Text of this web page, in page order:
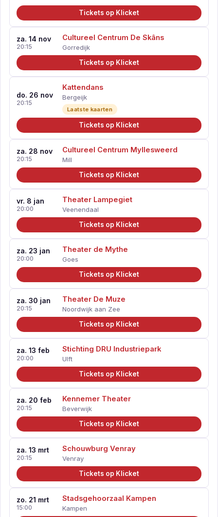
Tickets op Klicket
za. 14 nov
20:15
Cultureel Centrum De Skâns
Gorredijk
Tickets op Klicket
do. 26 nov
20:15
Kattendans
Bergeijk
Laatste kaarten
Tickets op Klicket
za. 28 nov
20:15
Cultureel Centrum Myllesweerd
Mill
Tickets op Klicket
vr. 8 jan
20:00
Theater Lampegiet
Veenendaal
Tickets op Klicket
za. 23 jan
20:00
Theater de Mythe
Goes
Tickets op Klicket
za. 30 jan
20:15
Theater De Muze
Noordwijk aan Zee
Tickets op Klicket
za. 13 feb
20:00
Stichting DRU Industriepark
Ulft
Tickets op Klicket
za. 20 feb
20:15
Kennemer Theater
Beverwijk
Tickets op Klicket
za. 13 mrt
20:15
Schouwburg Venray
Venray
Tickets op Klicket
zo. 21 mrt
15:00
Stadsgehoorzaal Kampen
Kampen